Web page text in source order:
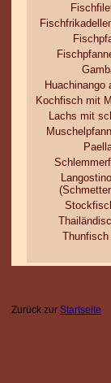
Huachinango
Kochfisch mit
Lachs mit
Thunfisch
Zurück zur Startseite